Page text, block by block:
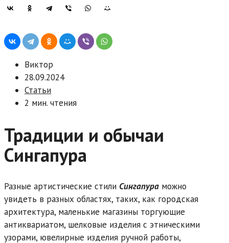
Виктор
28.09.2024
Статьи
2 мин. чтения
Традиции и обычаи
Сингапура
Разные артистические стили Сингапура можно
увидеть в разных областях, таких, как городская
архитектура, маленькие магазины торгующие
антиквариатом, шелковые изделия с этническими
узорами, ювелирные изделия ручной работы,